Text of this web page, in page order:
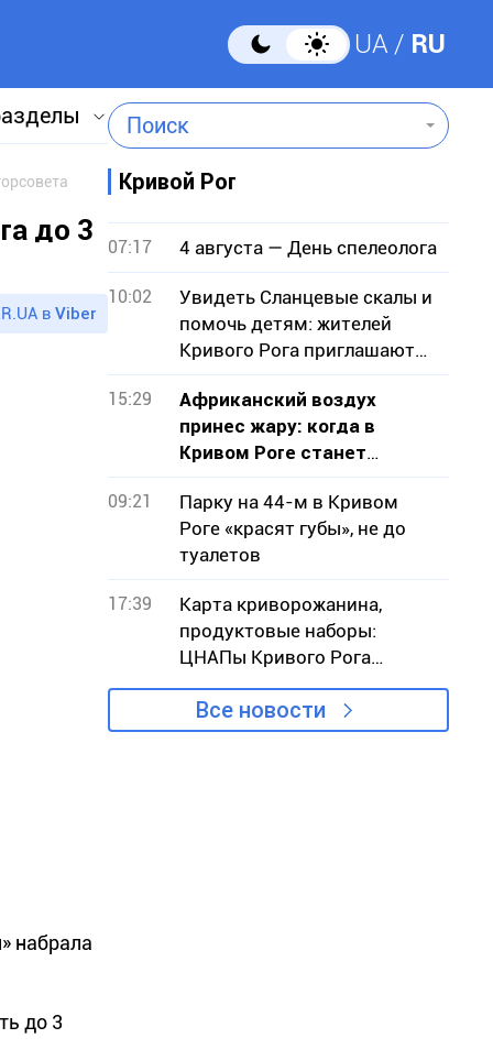
UA RU
Поиск
до 3
в Viber
набрала
до 3
Кривой Рог
07:17 4 августа — День спелеолога
10:02
Увидеть Сланцевые скалы и
помочь детям: жителей
Кривого Рога приглашают
на экскурсию
15:29
Африканский воздух
принес жару: когда в
Кривом Роге станет
прохладнее
09:21
Парку на 44-м в Кривом
Роге «красят губы», не до
туалетов
17:39
Карта криворожанина,
продуктовые наборы:
ЦНАПы Кривого Рога
назвали самые популярные
услуги июля
Все новости